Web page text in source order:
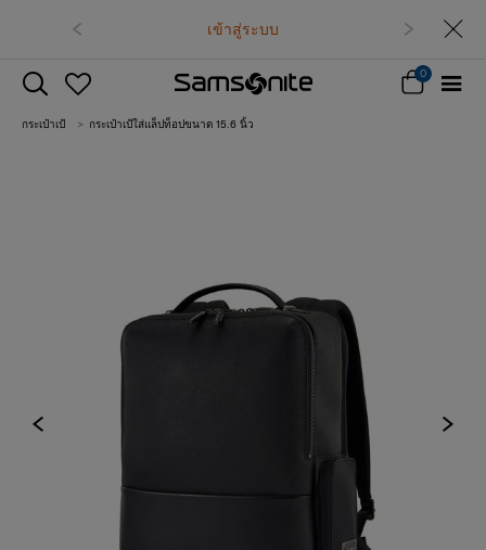
เข้าสู่ระบบ
0
กระเป๋าเป้ กระเป๋าเป้ใส่แล็ปท็อปขนาด 15.6 นิ้ว